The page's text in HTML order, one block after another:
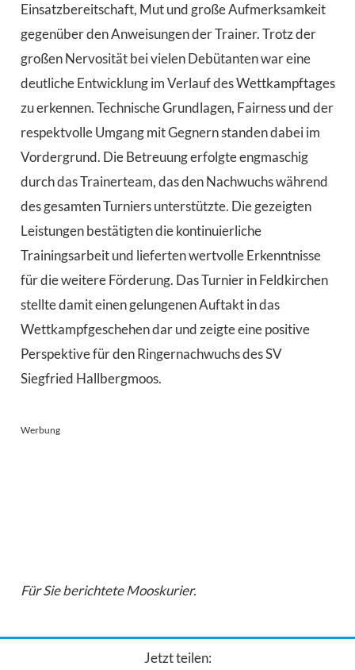
Einsatzbereitschaft, Mut und große Aufmerksamkeit
gegenüber den Anweisungen der Trainer. Trotz der
großen Nervosität bei vielen Debütanten war eine
deutliche Entwicklung im Verlauf des Wettkampftages
zu erkennen. Technische Grundlagen, Fairness und der
respektvolle Umgang mit Gegnern standen dabei im
Vordergrund. Die Betreuung erfolgte engmaschig
durch das Trainerteam, das den Nachwuchs während
des gesamten Turniers unterstützte. Die gezeigten
Leistungen bestätigten die kontinuierliche
Trainingsarbeit und lieferten wertvolle Erkenntnisse
für die weitere Förderung. Das Turnier in Feldkirchen
stellte damit einen gelungenen Auftakt in das
Wettkampfgeschehen dar und zeigte eine positive
Perspektive für den Ringernachwuchs des SV
Siegfried Hallbergmoos.
Werbung
Für Sie berichtete Mooskurier.
Jetzt teilen: